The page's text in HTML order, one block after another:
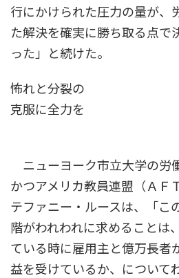
行にかけられた圧力の量が、
た解決を確実に勝ち取る点で
った」と続けた。
怖れと分裂の
克服に全力を
ニューヨーク市立大学の労
かつアメリカ教員連盟（ＡＦ
テファニー・ルースは、「こ
階がわれわれに求めることは
ている時に雇用主と億万長者
益を受けているか、について